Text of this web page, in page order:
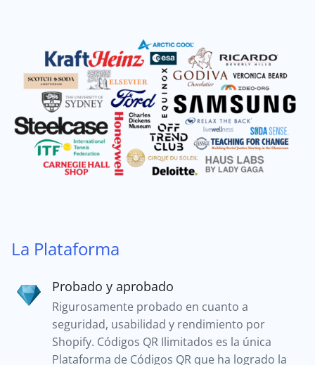
La Plataforma
Probado y aprobado
Rigurosamente probado en cuanto a
seguridad, usabilidad y rendimiento por
Shopify. Códigos QR Ilimitados es la única
Plataforma de Códigos QR que ha logrado la